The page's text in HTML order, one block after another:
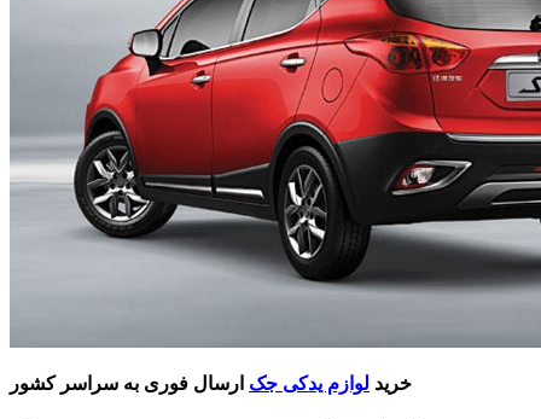
خرید لوازم یدکی جک ارسال فوری به سراسر کشور